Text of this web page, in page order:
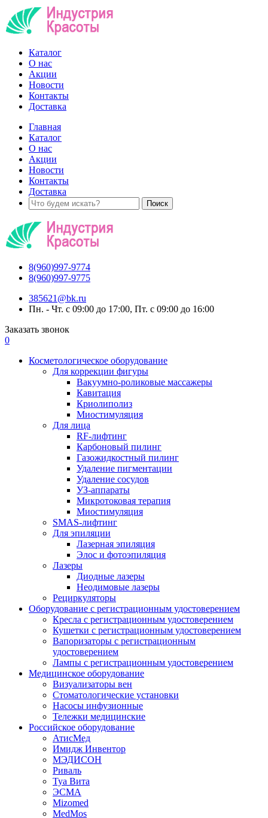
Каталог
О нас
Акции
Новости
Контакты
Доставка
Главная
Каталог
О нас
Акции
Новости
Контакты
Доставка
8(960)997-9774
8(960)997-9775
385621@bk.ru
Пн. - Чт. с 09:00 до 17:00, Пт. с 09:00 до 16:00
Заказать звонок
0
Косметологическое оборудование
Для коррекции фигуры
Вакуумно-роликовые массажеры
Кавитация
Криолиполиз
Миостимуляция
Для лица
RF-лифтинг
Карбоновый пилинг
Газожидкостный пилинг
Удаление пигментации
Удаление сосудов
УЗ-аппараты
Микротоковая терапия
Миостимуляция
SMAS-лифтинг
Для эпиляции
Лазерная эпиляция
Элос и фотоэпиляция
Лазеры
Диодные лазеры
Неодимовые лазеры
Рециркуляторы
Оборудование с регистрационным удостоверением
Кресла с регистрационным удостоверением
Кушетки с регистрационным удостоверением
Вапоризаторы с регистрационным
удостоверением
Лампы с регистрационным удостоверением
Медицинское оборудование
Визуализаторы вен
Стоматологические установки
Насосы инфузионные
Тележки медицинские
Российское оборудование
АтисМед
Имидж Инвентор
МЭДИСОН
Риваль
Туа Вита
ЭСМА
Mizomed
MedMos